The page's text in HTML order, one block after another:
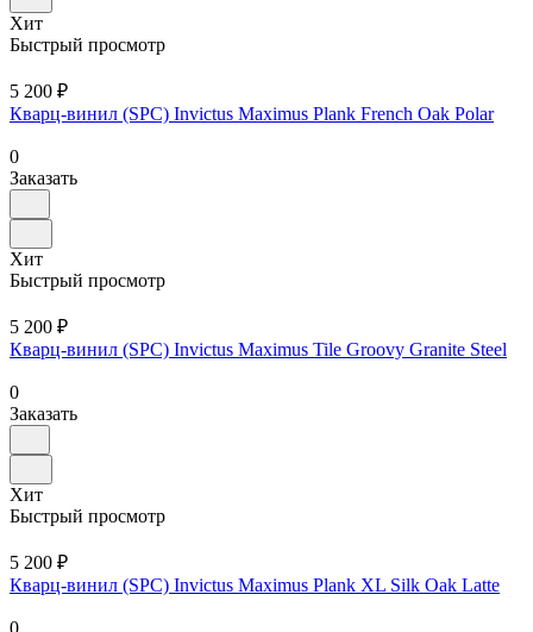
Хит
Быстрый просмотр
5 200 ₽
Кварц-винил (SPC) Invictus Maximus Plank French Oak Polar
0
Заказать
Хит
Быстрый просмотр
5 200 ₽
Кварц-винил (SPC) Invictus Maximus Tile Groovy Granite Steel
0
Заказать
Хит
Быстрый просмотр
5 200 ₽
Кварц-винил (SPC) Invictus Maximus Plank XL Silk Oak Latte
0